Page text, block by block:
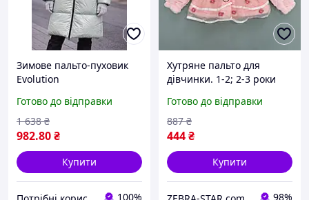
Зимове пальто-пуховик
Evolution
Готово до відправки
982.80₴
1 638 ₴
Купити
100%
Хутряне пальто для
дівчинки. 1-2; 2-3 роки
Готово до відправки
444₴
887 ₴
Купити
98%